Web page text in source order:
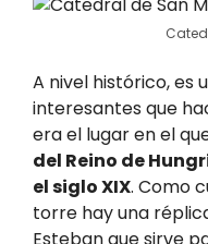
A nivel histórico, es
interesantes que
era el lugar en el
del Reino de
el siglo XIX. Como
torre hay una